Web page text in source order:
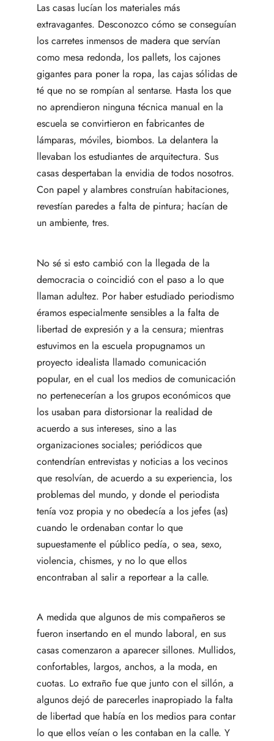
Las casas lucían los materiales más
extravagantes. Desconozco cómo se conseguían
los carretes inmensos de madera que servían
como mesa redonda, los pallets, los cajones
gigantes para poner la ropa, las cajas sólidas de
té que no se rompían al sentarse. Hasta los que
no aprendieron ninguna técnica manual en la
escuela se convirtieron en fabricantes de
lámparas, móviles, biombos. La delantera la
llevaban los estudiantes de arquitectura. Sus
casas despertaban la envidia de todos nosotros.
Con papel y alambres construían habitaciones,
revestían paredes a falta de pintura; hacían de
un ambiente, tres.
No sé si esto cambió con la llegada de la
democracia o coincidió con el paso a lo que
llaman adultez. Por haber estudiado periodismo
éramos especialmente sensibles a la falta de
libertad de expresión y a la censura; mientras
estuvimos en la escuela propugnamos un
proyecto idealista llamado comunicación
popular, en el cual los medios de comunicación
no pertenecerían a los grupos económicos que
los usaban para distorsionar la realidad de
acuerdo a sus intereses, sino a las
organizaciones sociales; periódicos que
contendrían entrevistas y noticias a los vecinos
que resolvían, de acuerdo a su experiencia, los
problemas del mundo, y donde el periodista
tenía voz propia y no obedecía a los jefes (as)
cuando le ordenaban contar lo que
supuestamente el público pedía, o sea, sexo,
violencia, chismes, y no lo que ellos
encontraban al salir a reportear a la calle.
A medida que algunos de mis compañeros se
fueron insertando en el mundo laboral, en sus
casas comenzaron a aparecer sillones. Mullidos,
confortables, largos, anchos, a la moda, en
cuotas. Lo extraño fue que junto con el sillón, a
algunos dejó de parecerles inapropiado la falta
de libertad que había en los medios para contar
lo que ellos veían o les contaban en la calle. Y